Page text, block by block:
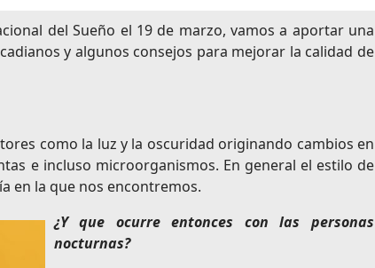
del Sueño el 19 de marzo, vamos a aportar una
y algunos consejos para mejorar la calidad de
como la luz y la oscuridad originando cambios en
e incluso microorganismos. En general el estilo de
en la que nos encontremos.
¿Y que ocurre entonces con las personas
nocturnas?